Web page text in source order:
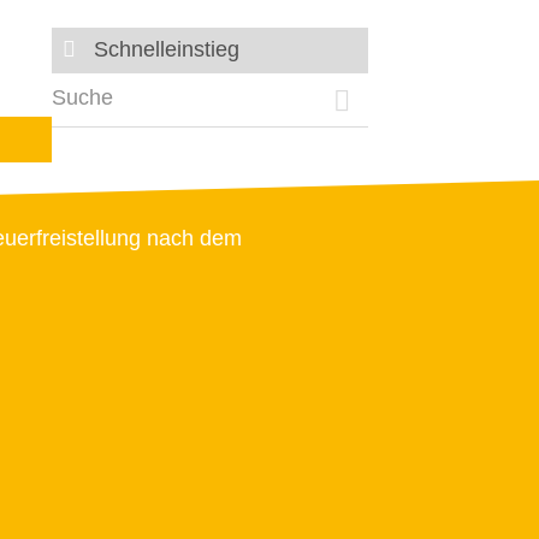
Schnelleinstieg
nach dem